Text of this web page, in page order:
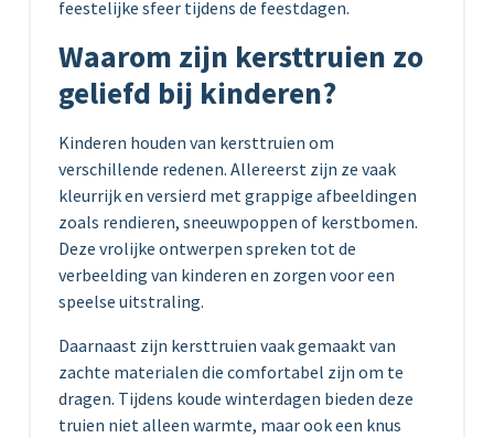
feestelijke sfeer tijdens de feestdagen.
Waarom zijn kersttruien zo
geliefd bij kinderen?
Kinderen houden van kersttruien om
verschillende redenen. Allereerst zijn ze vaak
kleurrijk en versierd met grappige afbeeldingen
zoals rendieren, sneeuwpoppen of kerstbomen.
Deze vrolijke ontwerpen spreken tot de
verbeelding van kinderen en zorgen voor een
speelse uitstraling.
Daarnaast zijn kersttruien vaak gemaakt van
zachte materialen die comfortabel zijn om te
dragen. Tijdens koude winterdagen bieden deze
truien niet alleen warmte, maar ook een knus